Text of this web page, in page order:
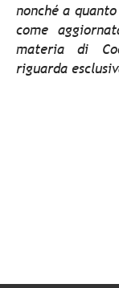
nonché a
come
materia di
riguarda